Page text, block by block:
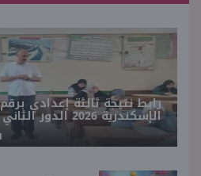
رابط نتيجة ثالثة إعدادي
الإسكندرية 2026 الدور الثاني